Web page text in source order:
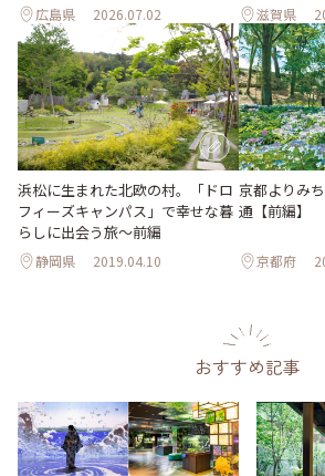
広島県 2026.07.02 滋賀県
浜松に生まれた北欧の村。「ドロ
フィーズキャンパス」で幸せな暮
らしに出会う旅～前編
静岡県 2019.04.10
京都よりみ
通【前編】
京都府
おすすめ記事